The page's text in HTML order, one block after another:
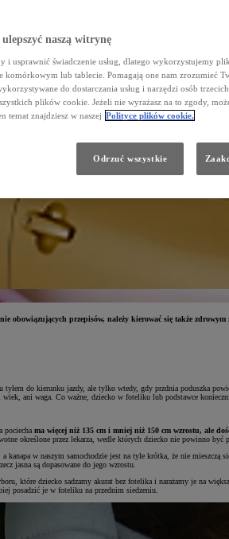
obowiązujących przepisów, należy kierować się także
do kierunku jazdy, ale tylko wtedy, gdy przdnia poduszka
ani waga. Co ważne, dziecko w foteliku lub podstawce
pociecha ma więcej niż 135 cm i mniej niż 150 cm wzrostu, ale
określone przez lekarza, wedle których dziecko nie powinno
kanapa w naszym samochodzie jest na tyle krótka, że nie
jasna są dopasowane do jego wzrostu.
które dziecko sadzamy akurat bez fotelika i narażamy je na
posadzić je w foteliku na przednim siedzeniu.
naszą witrynę
i usprawnić świadczenie usług, dlatego wykorzystujemy
komórkowym lub tablecie. Pomagają one nam zrozumieć
do dostarczania usług i narzędzi osób
plików cookie. Jeżeli nie wyrażasz na to zgody,
temat znajdziesz w naszej Polityce plików cookie.
Odrzuć wszystkie